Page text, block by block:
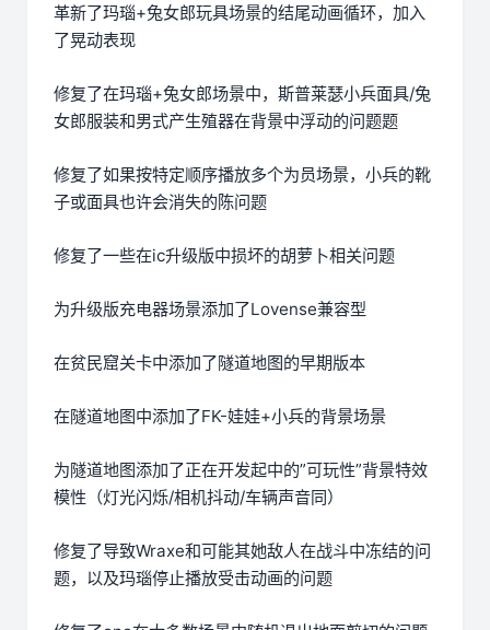
革新了玛瑙+兔女郎玩具场景的结尾动画循环，加入
了晃动表现
修复了在玛瑙+兔女郎场景中，斯普莱瑟小兵面具/兔
女郎服装和男式产生殖器在背景中浮动的问题题
修复了如果按特定顺序播放多个为员场景，小兵的靴
子或面具也许会消失的陈问题
修复了一些在ic升级版中损坏的胡萝卜相关问题
为升级版充电器场景添加了Lovense兼容型
在贫民窟关卡中添加了隧道地图的早期版本
在隧道地图中添加了FK-娃娃+小兵的背景场景
为隧道地图添加了正在开发起中的”可玩性”背景特效
模性（灯光闪烁/相机抖动/车辆声音同）
修复了导致Wraxe和可能其她敌人在战斗中冻结的问
题，以及玛瑙停止播放受击动画的问题